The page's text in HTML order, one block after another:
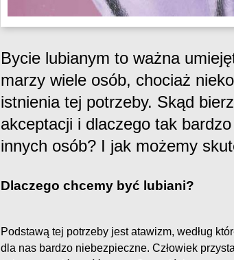
Bycie lubianym to ważna
marzy wiele osób, chociaż
istnienia tej potrzeby. Skąd
akceptacji i dlaczego tak
innych osób? I jak możemy
Dlaczego chcemy być lubiani?
Podstawą tej potrzeby jest atawizm, według
dla nas bardzo niebezpieczne. Człowiek